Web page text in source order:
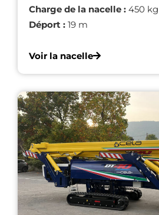
Charge de la nacelle : 450 kg
Déport : 19 m
Voir la nacelle